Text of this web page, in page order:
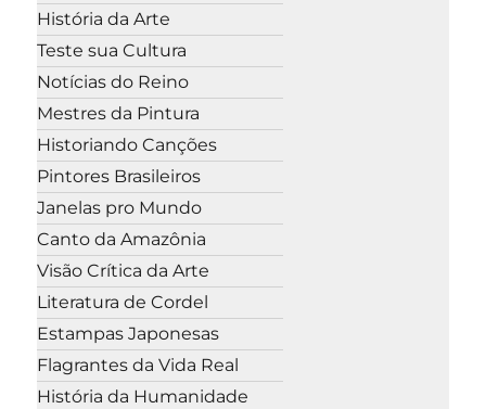
História da Arte
Teste sua Cultura
Notícias do Reino
Mestres da Pintura
Historiando Canções
Pintores Brasileiros
Janelas pro Mundo
Canto da Amazônia
Visão Crítica da Arte
Literatura de Cordel
Estampas Japonesas
Flagrantes da Vida Real
História da Humanidade